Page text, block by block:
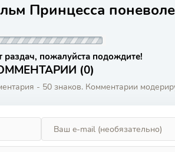
Принцесса
раздач, пожалуйста подождите!
(0)
- 50 знаков. Комментарии